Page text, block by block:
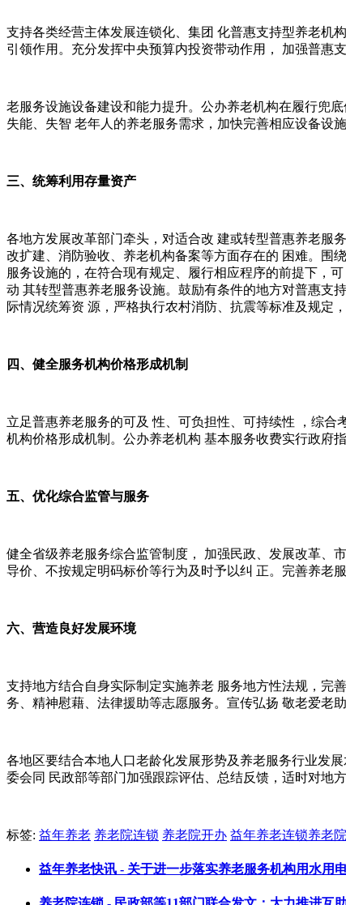
支持各类经营主体发展连锁化、集团 化普惠支持型养老机
引领作用。充分发挥中央预算内投资带动作用， 加强普惠
老服务设施设备建设和能力提升。公办养老机构在履行兜
失能、失智 老年人的养老服务需求，加快完善相应设备设
三、统筹利用存量资产
各地方发展改革部门牵头，对适合改 建或转型普惠养老服
改扩建、消防验收、养老机构备案等方面存在的 困难。围
服务设施的，在符合现有规定、履行相应程序的前提下，
动 其转型普惠养老服务设施。鼓励有条件的地方对普惠支
际情况统筹资 源，严格执行农村消防、抗震等标准及规定
四、健全服务机构价格形成机制
立足普惠养老服务的可及 性、可负担性、可持续性 ，综
机构价格形成机制。公办养老机构 基本服务收费实行政府
五、优化综合监管与服务
健全省级养老服务综合监管制度， 加强民政、发展改革、
导价、不按规定明码标价等行为及时予以纠 正。完善养老
六、营造良好发展环境
支持地方结合自身实际制定实施养老 服务地方性法规，完
务、精神慰藉、法律援助等志愿服务。宣传弘扬 敬老爱老
各地区要结合本地人口老龄化发展形势及养老服务行业发
委会同 民政部等部门加强跟踪评估、总结反馈，适时对地
标签: 益年养老 养老院连锁 养老院开办 益年养老连锁养老院
益年养老快讯 - 关于进一步落实养老服务机构用水用